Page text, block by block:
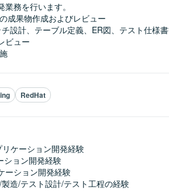
業務を行います。
成果物作成およびレビュー
設計、テーブル定義、ER図、テスト仕様
ビュー
RedHat
リケーション開発経験
ション開発経験
ーション開発経験
製造/テスト設計/テスト工程の経験